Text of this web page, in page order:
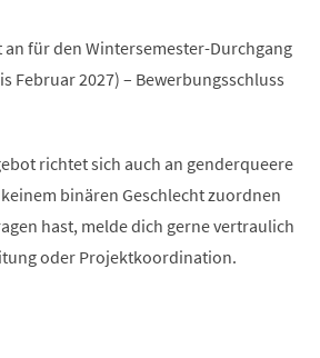
an für den Wintersemester-Durchgang
Februar 2027) – Bewerbungsschluss
richtet sich auch an genderqueere
binären Geschlecht zuordnen
hast, melde dich gerne vertraulich
oder Projektkoordination.